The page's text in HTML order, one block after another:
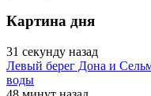
Картина дня
31 секунду назад
Левый берег Дона и
воды